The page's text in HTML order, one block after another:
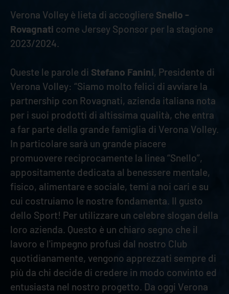
Verona Volley è lieta di accogliere Snello -
Rovagnati come Jersey Sponsor per la stagione
2023/2024.
Queste le parole di Stefano Fanini, Presidente di
Verona Volley: “Siamo molto felici di avviare la
partnership con Rovagnati, azienda italiana nota
per i suoi prodotti di altissima qualità, che entra
a far parte della grande famiglia di Verona Volley.
In particolare sarà un grande piacere
promuovere reciprocamente la linea “Snello”,
appositamente dedicata al benessere mentale,
fisico, alimentare e sociale, temi a noi cari e su
cui costruiamo le nostre fondamenta. Il gusto
dello Sport! Per utilizzare un celebre slogan della
loro azienda. Questo è un chiaro segno che il
lavoro e l'impegno profusi dal nostro Club
quotidianamente, vengono apprezzati sempre di
più da chi decide di credere in modo convinto ed
entusiasta nel nostro progetto. Da oggi Verona